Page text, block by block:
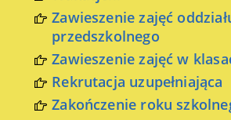
Zawieszenie zajęć
przedszkolnego
Zawieszenie zajęć w
Rekrutacja uzupełniająca
Zakończenie roku